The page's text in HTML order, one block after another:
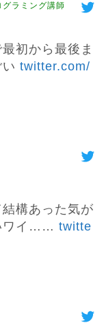
ラミング講師
初から最後ま
twitter.com/
構あった気が
ワイ…… twitte